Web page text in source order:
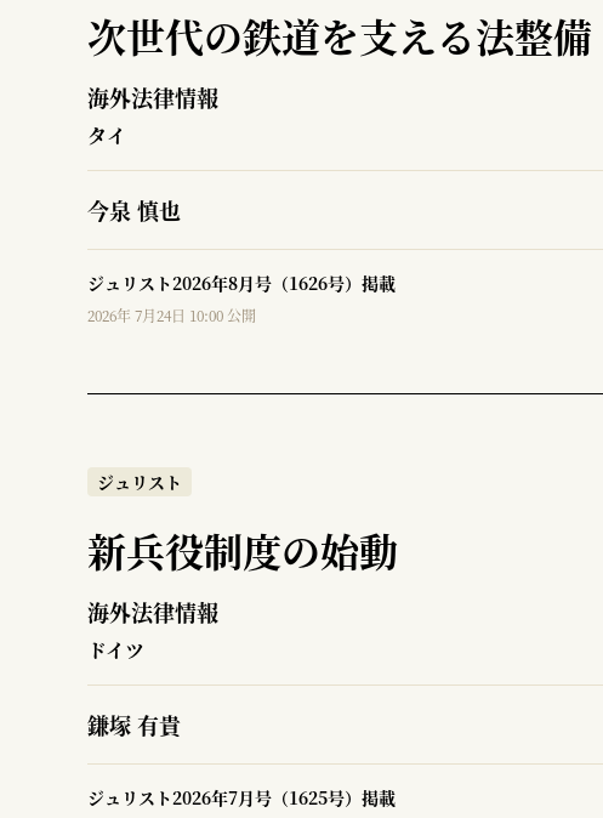
次世代の鉄道を支える法整備
海外法律情報
タイ
今泉 慎也
ジュリスト2026年8月号（1626号）掲載
2026年 7月24日 10:00 公開
ジュリスト
新兵役制度の始動
海外法律情報
ドイツ
鎌塚 有貴
ジュリスト2026年7月号（1625号）掲載